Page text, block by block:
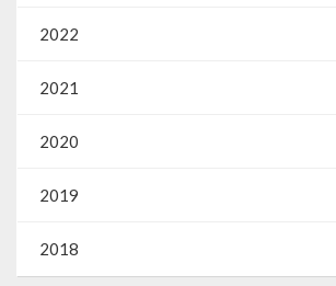
2022
2021
2020
2019
2018